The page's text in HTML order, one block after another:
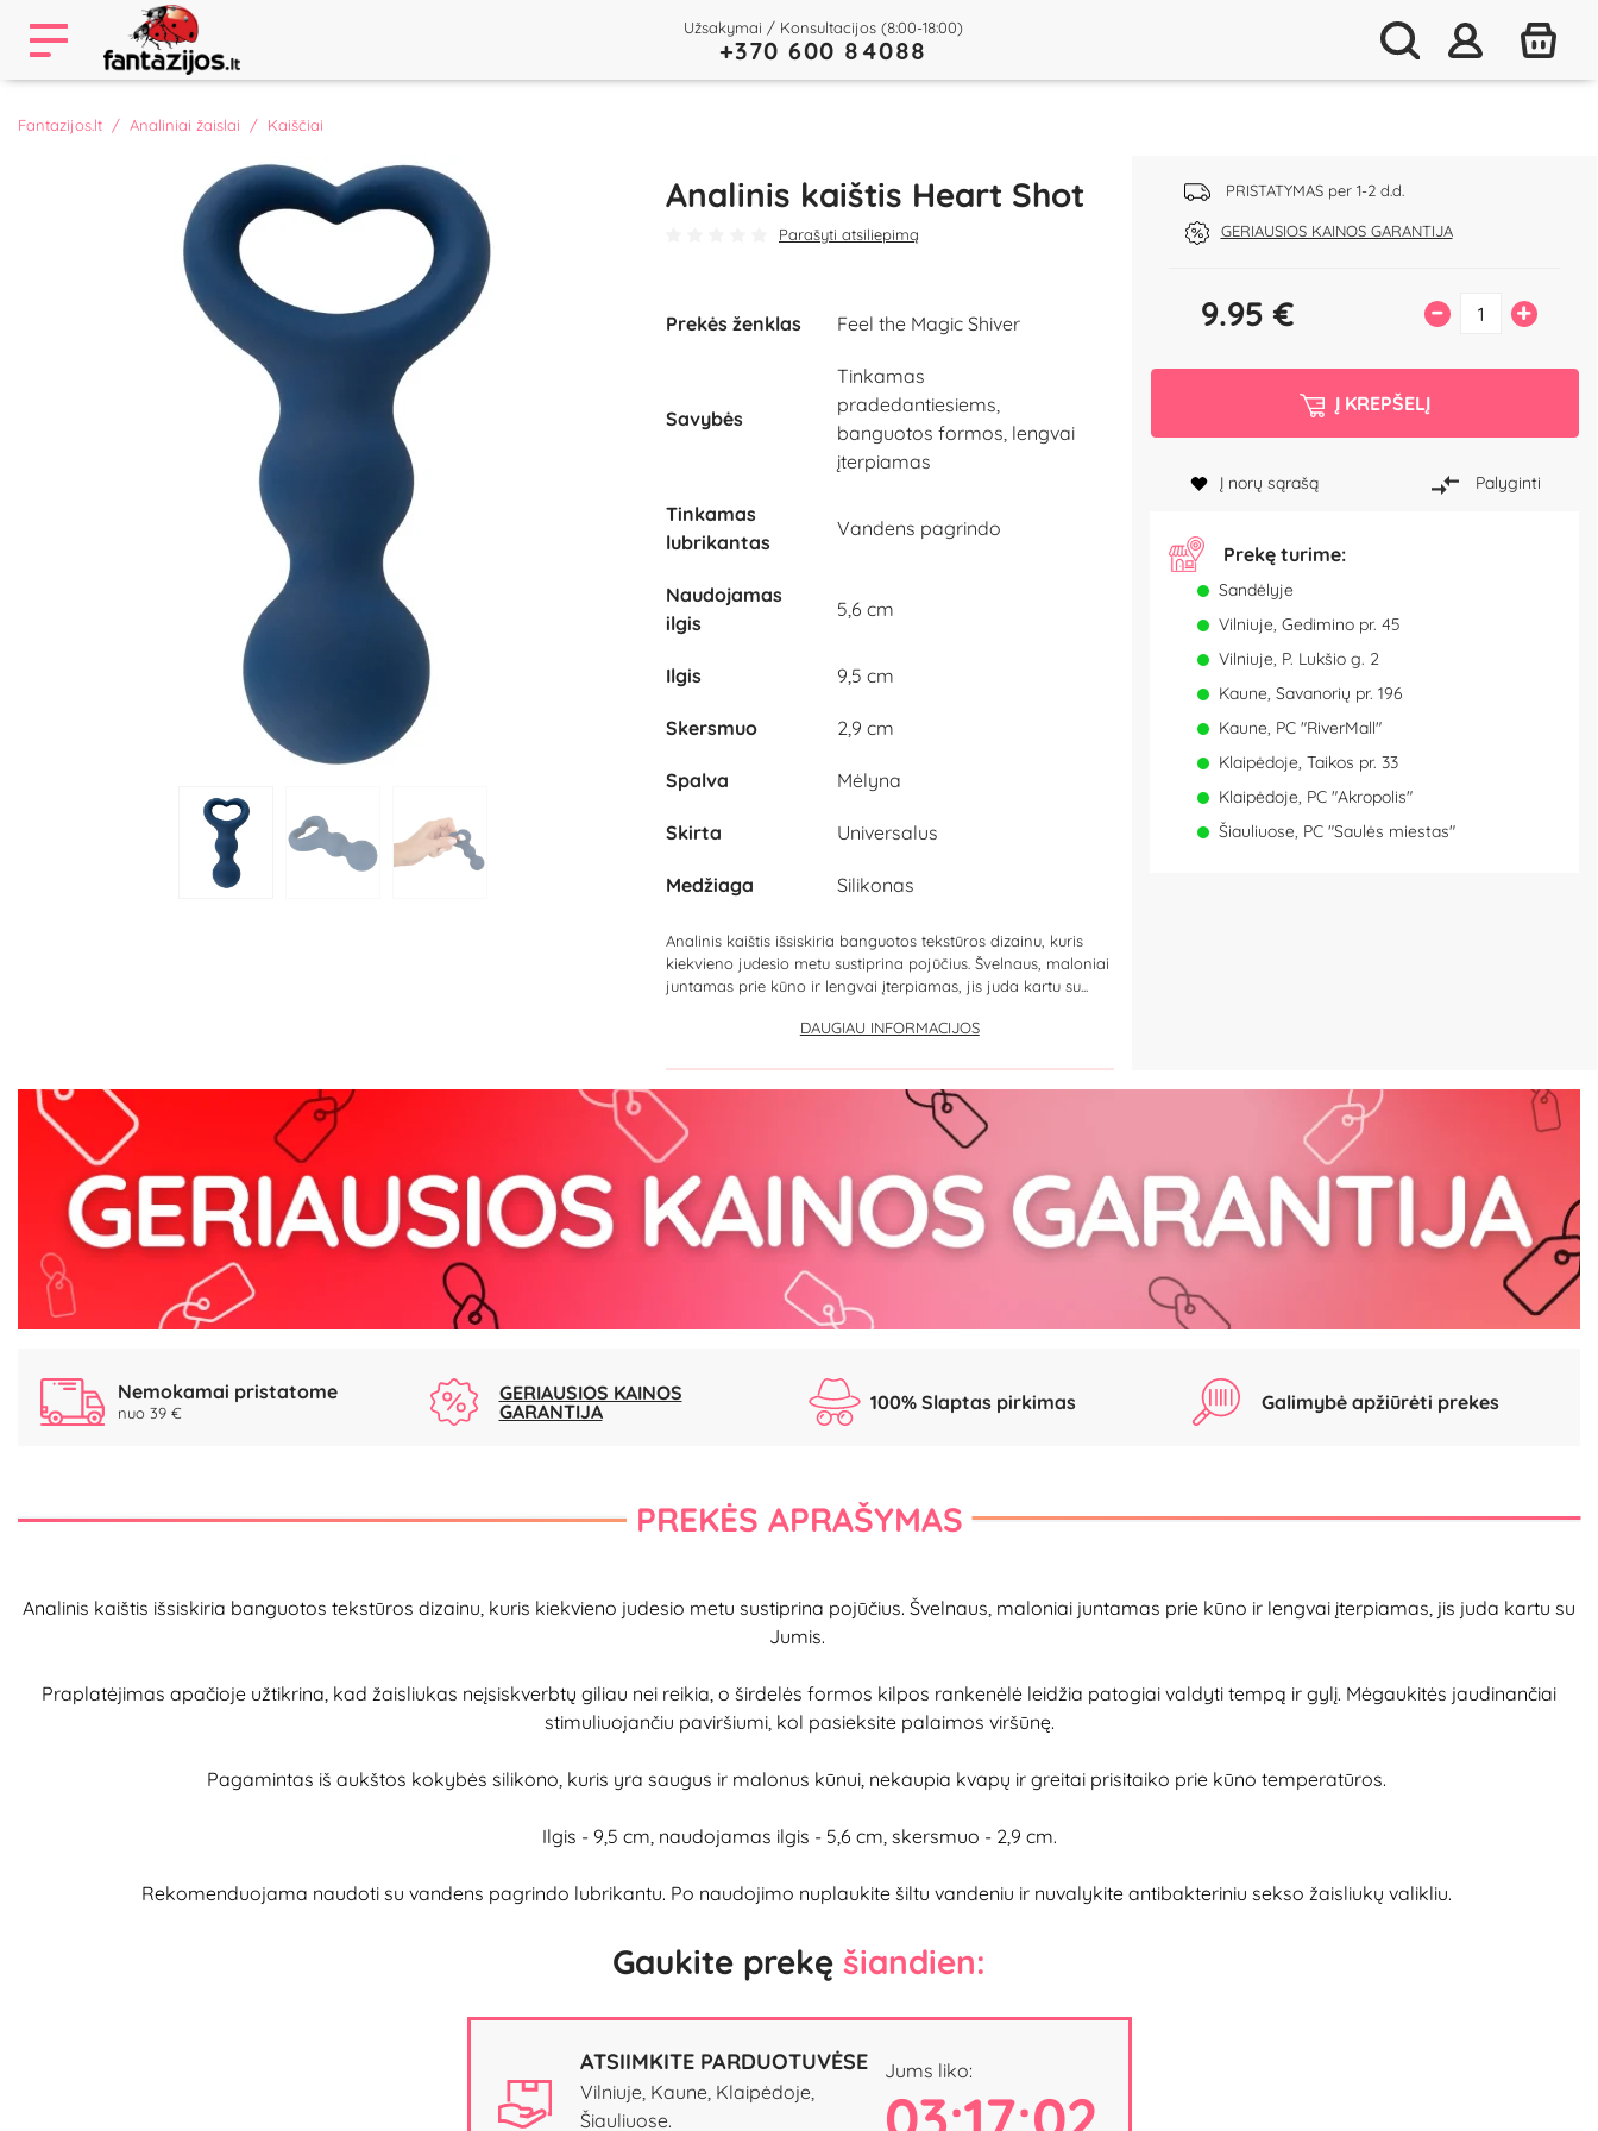
Užsakymai / Konsultacijos (8:00-18:00)
+370 600 84088
Fantazijos.lt Analiniai žaislai Kaiščiai
Analinis kaištis Heart Shot
Parašyti atsiliepimą
PRISTATYMAS per 1-2 d.d.
GERIAUSIOS KAINOS GARANTIJA
Prekės ženklas Feel the Magic Shiver
Savybės
Tinkamas
pradedantiesiems,
banguotos formos, lengvai
įterpiamas
Tinkamas
lubrikantas
Vandens pagrindo
Naudojamas
ilgis
5,6 cm
Ilgis 9,5 cm
Skersmuo 2,9 cm
Spalva Mėlyna
Skirta Universalus
Medžiaga Silikonas
Analinis kaištis išsiskiria banguotos tekstūros dizainu, kuris
kiekvieno judesio metu sustiprina pojūčius. Švelnaus, maloniai
juntamas prie kūno ir lengvai įterpiamas, jis juda kartu su...
DAUGIAU INFORMACIJOS
9.95 € – +
Į KREPŠELĮ
Į norų sąrašą Palyginti
Prekę turime:
Sandėlyje
Vilniuje, Gedimino pr. 45
Vilniuje, P. Lukšio g. 2
Kaune, Savanorių pr. 196
Kaune, PC "RiverMall"
Klaipėdoje, Taikos pr. 33
Klaipėdoje, PC "Akropolis"
Šiauliuose, PC "Saulės miestas"
Nemokamai pristatome
nuo 39 €
GERIAUSIOS KAINOS
GARANTIJA
100% Slaptas pirkimas Galimybė apžiūrėti prekes
PREKĖS APRAŠYMAS
Analinis kaištis išsiskiria banguotos tekstūros dizainu, kuris kiekvieno judesio metu sustiprina pojūčius. Švelnaus, maloniai juntamas prie kūno ir lengvai įterpiamas, jis juda kartu su
Jumis.
Praplatėjimas apačioje užtikrina, kad žaisliukas neįsiskverbtų giliau nei reikia, o širdelės formos kilpos rankenėlė leidžia patogiai valdyti tempą ir gylį. Mėgaukitės jaudinančiai
stimuliuojančiu paviršiumi, kol pasieksite palaimos viršūnę.
Pagamintas iš aukštos kokybės silikono, kuris yra saugus ir malonus kūnui, nekaupia kvapų ir greitai prisitaiko prie kūno temperatūros.
Ilgis - 9,5 cm, naudojamas ilgis - 5,6 cm, skersmuo - 2,9 cm.
Rekomenduojama naudoti su vandens pagrindo lubrikantu. Po naudojimo nuplaukite šiltu vandeniu ir nuvalykite antibakteriniu sekso žaisliukų valikliu.
Gaukite prekę šiandien:
ATSIIMKITE PARDUOTUVĖSE
Vilniuje, Kaune, Klaipėdoje,
Šiauliuose.
Jums liko: